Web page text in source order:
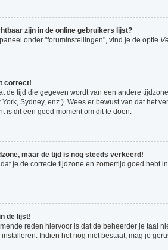
zijn in de online gebruikers lijst?
onder "foruminstellingen", vind je de optie
correct!
de tijd die gegeven wordt van een andere
York, Sydney, enz.). Wees er bewust van dat het
is dit een goed moment om dit te doen.
maar de tijd is nog steeds verkeerd!
je de correcte tijdzone en zomertijd goed hebt
de lijst!
reden hiervoor is dat de beheerder je taal
Indien het nog niet bestaat, mag je